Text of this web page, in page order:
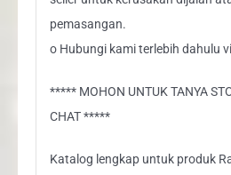
pemasangan.
o Hubungi kami terlebih dahulu
***** MOHON UNTUK TANYA
CHAT *****
Katalog lengkap untuk produk